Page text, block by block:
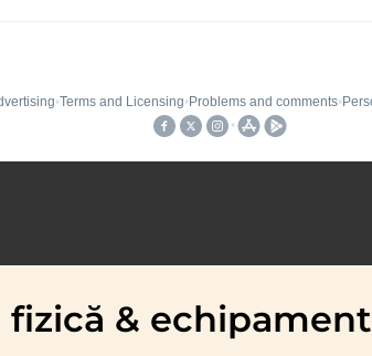
fizică & echipament